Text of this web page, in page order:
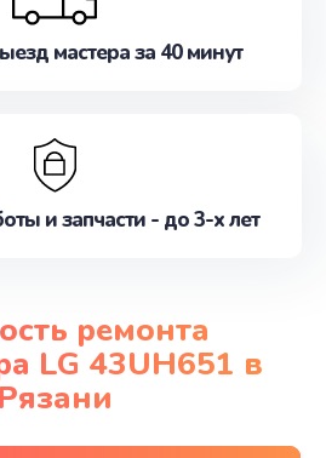
мастера за 40 минут
и запчасти - до 3-х лет
ремонта
LG 43UH651 в
Рязани